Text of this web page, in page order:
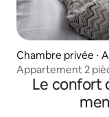
Chambre privée ⋅
Appartement 2
Le confort